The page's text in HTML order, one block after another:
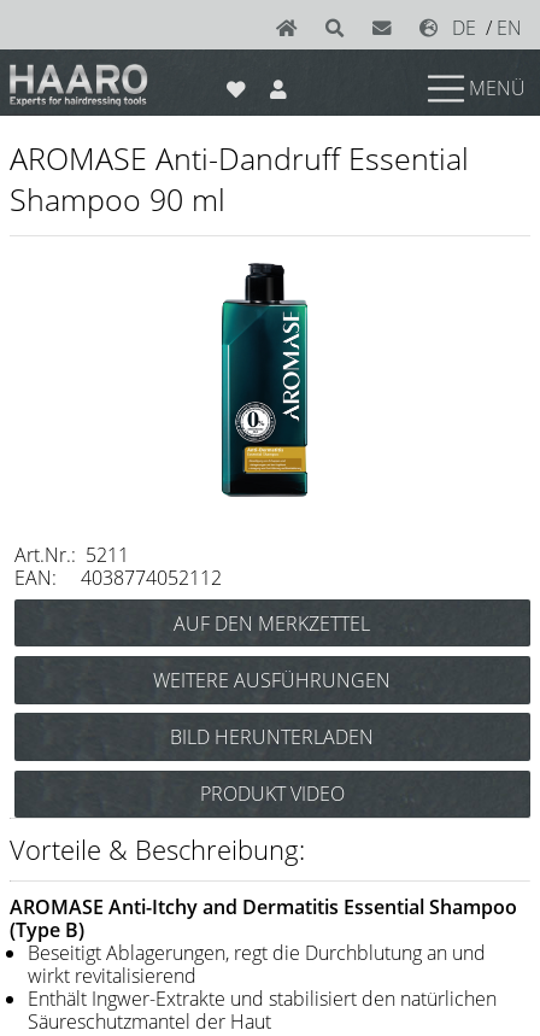
DE / EN
MENÜ
Scheren
Joewell
Left - Linkshand Scheren
Messer / Klingen
Feather
e-kwip
Kämme
Bürsten
Y.S. Park
Werkzeugtaschen
e-kwip
AROMASE Anti-Dandruff Essential
Shampoo 90 ml
Art.Nr.: 5211
EAN: 4038774052112
WEITERE AUSFÜHRUNGEN
AROMASE Anti-Hair Loss Essential Shampoo 90
AROMASE Anti-Sensitive Essential Shampoo 90
BILD HERUNTERLADEN
PRODUKT VIDEO
Vorteile & Beschreibung:
AROMASE Anti-Itchy and Dermatitis Essential Shampoo
(Type B)
Beseitigt Ablagerungen, regt die Durchblutung an und
wirkt revitalisierend
Enthält Ingwer-Extrakte und stabilisiert den natürlichen
Säureschutzmantel der Haut